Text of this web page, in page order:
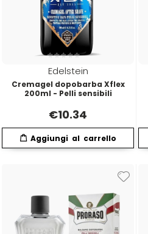
Olaplex
Omega
Orofluido
Pacinos
Parlux
Edelstein
Cremagel dopobarba Xflex
200ml - Pelli sensibili
€10.34